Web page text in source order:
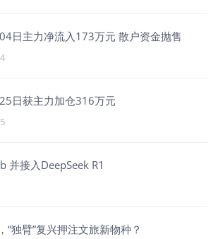
日主力净流入173万元 散户资金抛售
日获主力加仓316万元
并接入DeepSeek R1
“独臂”复兴押注文旅新物种？